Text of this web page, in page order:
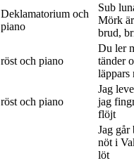
Deklamatorium och
piano
Sub
Mörk
brud,
röst och piano
Du ler
tänder
läppars
röst och piano
Jag
jag
flöjt
Jag går
nöt i
löt